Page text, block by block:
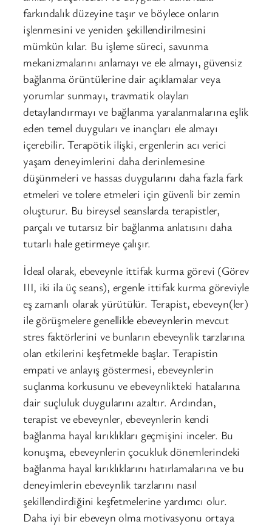
farkındalık düzeyine taşır ve böylece onların
işlenmesini ve yeniden şekillendirilmesini
mümkün kılar. Bu işleme süreci, savunma
mekanizmalarını anlamayı ve ele almayı, güvensiz
bağlanma örüntülerine dair açıklamalar veya
yorumlar sunmayı, travmatik olayları
detaylandırmayı ve bağlanma yaralanmalarına eşlik
eden temel duyguları ve inançları ele almayı
içerebilir. Terapötik ilişki, ergenlerin acı verici
yaşam deneyimlerini daha derinlemesine
düşünmeleri ve hassas duygularını daha fazla fark
etmeleri ve tolere etmeleri için güvenli bir zemin
oluşturur. Bu bireysel seanslarda terapistler,
parçalı ve tutarsız bir bağlanma anlatısını daha
tutarlı hale getirmeye çalışır.
İdeal olarak, ebeveynle ittifak kurma görevi (Görev
III, iki ila üç seans), ergenle ittifak kurma göreviyle
eş zamanlı olarak yürütülür. Terapist, ebeveyn(ler)
ile görüşmelere genellikle ebeveynlerin mevcut
stres faktörlerini ve bunların ebeveynlik tarzlarına
olan etkilerini keşfetmekle başlar. Terapistin
empati ve anlayış göstermesi, ebeveynlerin
suçlanma korkusunu ve ebeveynlikteki hatalarına
dair suçluluk duygularını azaltır. Ardından,
terapist ve ebeveynler, ebeveynlerin kendi
bağlanma hayal kırıklıkları geçmişini inceler. Bu
konuşma, ebeveynlerin çocukluk dönemlerindeki
bağlanma hayal kırıklıklarını hatırlamalarına ve bu
deneyimlerin ebeveynlik tarzlarını nasıl
şekillendirdiğini keşfetmelerine yardımcı olur.
Daha iyi bir ebeveyn olma motivasyonu ortaya